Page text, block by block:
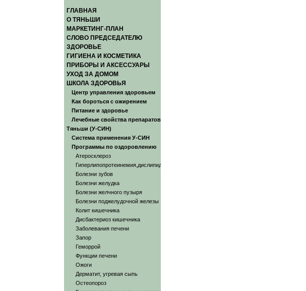
ГЛАВНАЯ
О ТЯНЬШИ
МАРКЕТИНГ-ПЛАН
СЛОВО ПРЕДСЕДАТЕЛЮ
ЗДОРОВЬЕ
ГИГИЕНА И КОСМЕТИКА
ПРИБОРЫ И АКСЕССУАРЫ
УХОД ЗА ДОМОМ
ШКОЛА ЗДОРОВЬЯ
Центр управления здоровьем
Как бороться с ожирением
Питание и здоровье
Лечебные свойства препаратов
Тяньши (У-СИН)
Система применения У-СИН
Программы по оздоровлению
Атеросклероз
Гиперлипопротеинемия,дислипидемия
Болезни зубов
Болезни желудка
Болезни желчного пузыря
Болезни поджелудочной железы
Колит кишечника
Дисбактериоз кишечника
Заболевания печени
Запор
Геморрой
Функции печени
Ожоги
Дерматит, угревая сыпь
Остеопороз